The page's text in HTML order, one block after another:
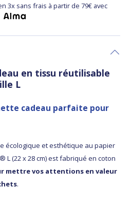
3x sans frais à partir de 79€ avec
en tissu réutilisable
L
cadeau parfaite pour
écologique et esthétique au papier
L (22 x 28 cm) est fabriqué en coton
mettre vos attentions en valeur
.